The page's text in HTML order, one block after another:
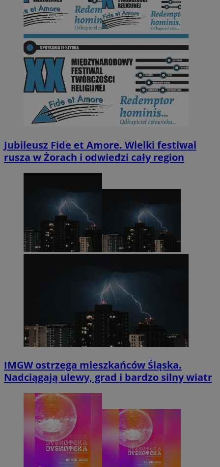
Jubileusz Fide et Amore. Wielki festiwal
rusza w Żorach i odwiedzi cały region
IMGW ostrzega mieszkańców Śląska.
Nadciągają ulewy, grad i bardzo silny wiatr